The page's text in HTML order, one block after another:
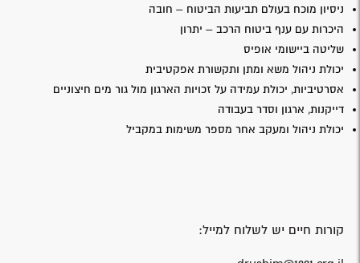
ניסיון מוכח בעולם תביעות הביטוח – חובה
היכרות עם ענף ביטוח הרכב – יתרון
שליטה ביישומי אופיס
יכולת ניהול משא ומתן ותקשורת אפקטיבית
אסרטיביות, יכולת עמידה על זכויות הארגון מול גור מים חיצוניים
דייקנות, ארגון וסדר בעבודה
יכולת ניהול ומעקב אחר מספר משימות במקביל
קורות חיים יש לשלוח למייל: